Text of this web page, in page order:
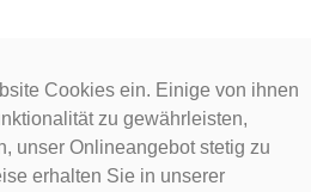
Cookies ein. Einige von ihnen
zu gewährleisten,
unser Onlineangebot stetig zu
erhalten Sie in unserer